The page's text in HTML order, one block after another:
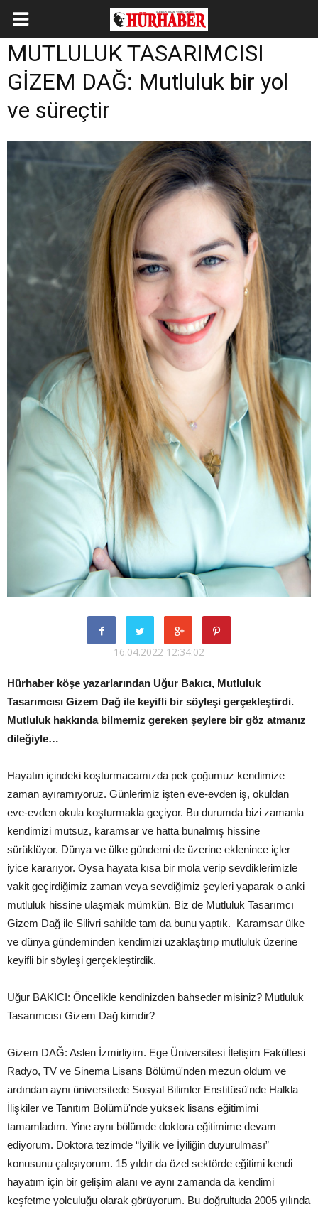
MUTLULUK TASARIMCISI
GİZEM DAĞ: Mutluluk bir yol
ve süreçtir
16.04.2022 12:34:02
Hürhaber köşe yazarlarından Uğur Bakıcı, Mutluluk
Tasarımcısı Gizem Dağ ile keyifli bir söyleşi gerçekleştirdi.
Mutluluk hakkında bilmemiz gereken şeylere bir göz atmanız
dileğiyle…
Hayatın içindeki koşturmacamızda pek çoğumuz kendimize
zaman ayıramıyoruz. Günlerimiz işten eve-evden iş, okuldan
eve-evden okula koşturmakla geçiyor. Bu durumda bizi zamanla
kendimizi mutsuz, karamsar ve hatta bunalmış hissine
sürüklüyor. Dünya ve ülke gündemi de üzerine eklenince içler
iyice kararıyor. Oysa hayata kısa bir mola verip sevdiklerimizle
vakit geçirdiğimiz zaman veya sevdiğimiz şeyleri yaparak o anki
mutluluk hissine ulaşmak mümkün. Biz de Mutluluk Tasarımcı
Gizem Dağ ile Silivri sahilde tam da bunu yaptık. Karamsar ülke
ve dünya gündeminden kendimizi uzaklaştırıp mutluluk üzerine
keyifli bir söyleşi gerçekleştirdik.
Uğur BAKICI: Öncelikle kendinizden bahseder misiniz? Mutluluk
Tasarımcısı Gizem Dağ kimdir?
Gizem DAĞ: Aslen İzmirliyim. Ege Üniversitesi İletişim Fakültesi
Radyo, TV ve Sinema Lisans Bölümü'nden mezun oldum ve
ardından aynı üniversitede Sosyal Bilimler Enstitüsü'nde Halkla
İlişkiler ve Tanıtım Bölümü'nde yüksek lisans eğitimimi
tamamladım. Yine aynı bölümde doktora eğitimime devam
ediyorum. Doktora tezimde “İyilik ve İyiliğin duyurulması”
konusunu çalışıyorum. 15 yıldır da özel sektörde eğitimi kendi
hayatım için bir gelişim alanı ve aynı zamanda da kendimi
keşfetme yolculuğu olarak görüyorum. Bu doğrultuda 2005 yılında